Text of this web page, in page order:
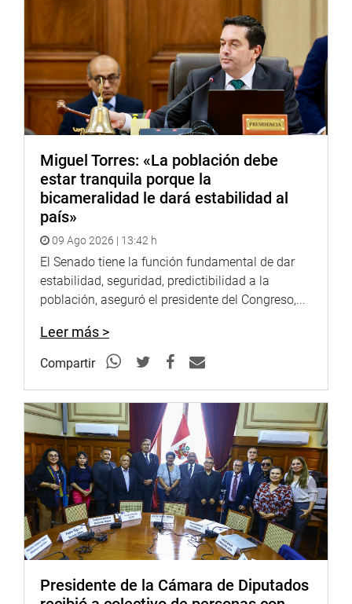
miembros de la Policía Nacional del Perú, y la Sexta
Disposición Complementaria y Transitoria del Decreto
Supremo Nº 013-2013-EF, que aprueba el reglamento del
Decreto Legislativo Nº 1132.
EXPOSICIONES
El vicepresidente de la Comisión de Defensa Nacional,
Drogas, Carlos Tubino, al sustentar la iniciativa, manifestó
que era necesario que el Parlamento reivindique a los
militares y policías retirados con la aprobación del
proyecto.
“Es necesario que se haga justicia con quienes lucharon
contra el terrorismo y la delincuencia. No puede ser
posible que se les discrimine a los que lucharon a costa
país”, expresó.
Luis Yika García (FP) manifestó que los militares y
el gobierno de Ollanta Humala. No es posible que un
mayor gane más que un militar de mayor rango. Se dio la
espalda a los que defendieron los derechos de los
peruanos.
Octavio Salazar (FP) consideró que es un tratamiento
abusivo que se comete en perjuicio de los militares que
están en situación de retiro. Ha sido un atentado en
contra de la institucionalidad de las FF.AA y PNP. Se trata
de reivindicar a las instituciones tutelares. No puede ser
posible que una persona de menor grado gane más que
Miguel Torres: «La población debe
estar tranquila porque la
bicameralidad le dará estabilidad al
país»
09 Ago 2026 | 13:42 h
El Senado tiene la función fundamental de dar
estabilidad, seguridad, predictibilidad a la
población, aseguró el presidente del Congreso,...
Leer más >
Compartir
Presidente de la Cámara de Diputados